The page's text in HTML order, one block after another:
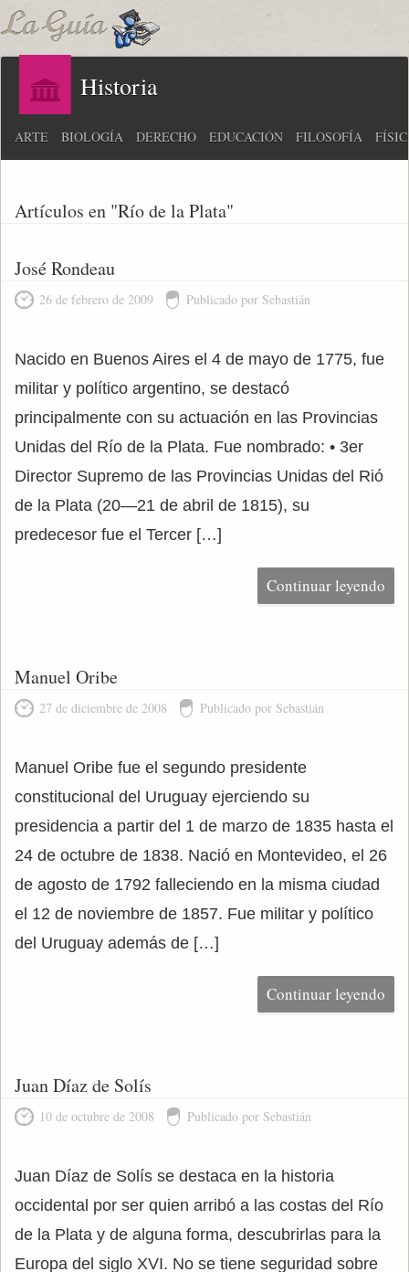
Historia
ARTE BIOLOGÍA DERECHO EDUCACIÓN FILOSOFÍA
Artículos en "Río de la Plata"
José Rondeau
26 de febrero de 2009 Publicado por Sebastián
Nacido en Buenos Aires el 4 de mayo de 1775, fue
militar y político argentino, se destacó
principalmente con su actuación en las Provincias
Unidas del Río de la Plata. Fue nombrado: • 3er
Director Supremo de las Provincias Unidas del Rió
de la Plata (20—21 de abril de 1815), su
predecesor fue el Tercer […]
Continuar leyendo
Manuel Oribe
27 de diciembre de 2008 Publicado por Sebastián
Manuel Oribe fue el segundo presidente
constitucional del Uruguay ejerciendo su
presidencia a partir del 1 de marzo de 1835 hasta el
24 de octubre de 1838. Nació en Montevideo, el 26
de agosto de 1792 falleciendo en la misma ciudad
el 12 de noviembre de 1857. Fue militar y político
del Uruguay además de […]
Continuar leyendo
Juan Díaz de Solís
10 de octubre de 2008 Publicado por Sebastián
Juan Díaz de Solís se destaca en la historia
occidental por ser quien arribó a las costas del Río
de la Plata y de alguna forma, descubrirlas para la
Europa del siglo XVI. No se tiene seguridad sobre